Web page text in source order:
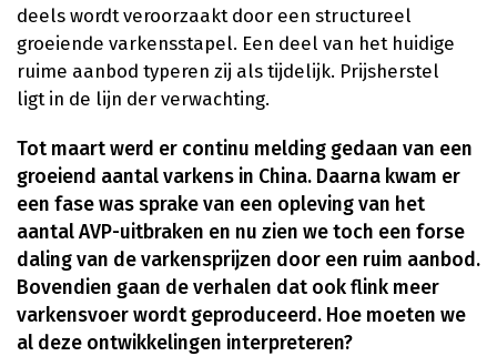
deels wordt veroorzaakt door een structureel
groeiende varkensstapel. Een deel van het huidige
ruime aanbod typeren zij als tijdelijk. Prijsherstel
ligt in de lijn der verwachting.
Tot maart werd er continu melding gedaan van een
groeiend aantal varkens in China. Daarna kwam er
een fase was sprake van een opleving van het
aantal AVP-uitbraken en nu zien we toch een forse
daling van de varkensprijzen door een ruim aanbod.
Bovendien gaan de verhalen dat ook flink meer
varkensvoer wordt geproduceerd. Hoe moeten we
al deze ontwikkelingen interpreteren?